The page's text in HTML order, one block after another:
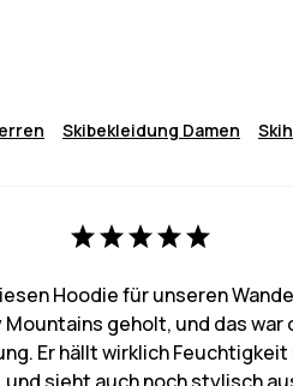
Skibekleidung Damen
Hoodie für unseren
Mountains geholt, und das war
Er hällt wirklich Feuchtigkeit